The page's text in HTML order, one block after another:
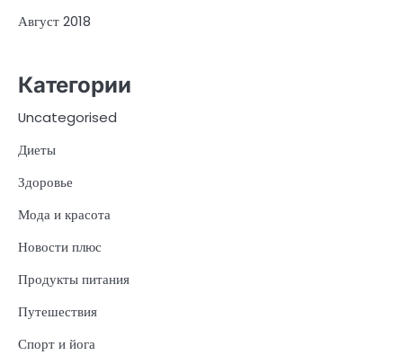
Август 2018
Категории
Uncategorised
Диеты
Здоровье
Мода и красота
Новости плюс
Продукты питания
Путешествия
Спорт и йога